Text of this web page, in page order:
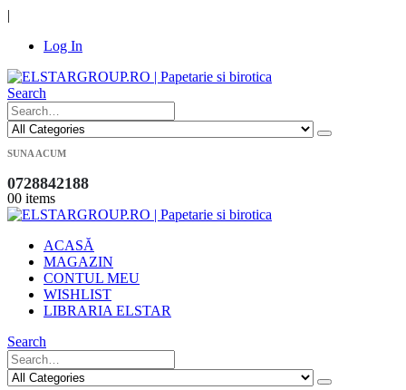
|
Log In
Search
SUNA ACUM
0728842188
00 items
ACASĂ
MAGAZIN
CONTUL MEU
WISHLIST
LIBRARIA ELSTAR
Search